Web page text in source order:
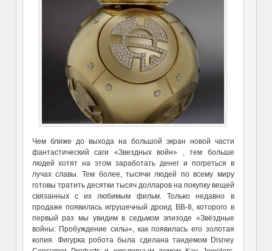
Чем ближе до выхода на большой экран новой части
фантастический саги «Звездных войн» , тем больше
людей хотят на этом заработать денег и погреться в
лучах славы. Тем более, тысячи людей по всему миру
готовы тратить десятки тысяч долларов на покупку вещей
связанных с их любимым фильм. Только недавно в
продаже появилась игрушечный дроид BB-8, которого в
первый раз мы увидим в седьмом эпизоде «Звёздные
войны: Пробуждение силы», как появилась его золотая
копия. Фигурка робота была сделана тандемом Disney